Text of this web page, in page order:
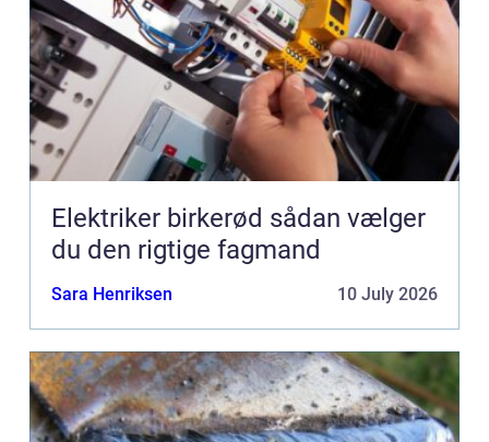
Elektriker birkerød sådan vælger
du den rigtige fagmand
Sara Henriksen 10 July 2026